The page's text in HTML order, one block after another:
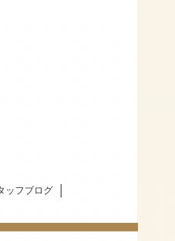
ッフブログ